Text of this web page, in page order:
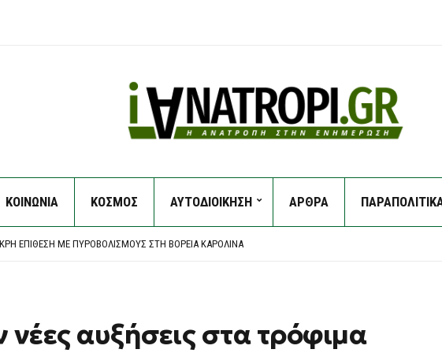
ΚΟΙΝΩΝΙΑ ΚΟΣΜΟΣ ΑΥΤΟΔΙΟΙΚΗΣΗ ΑΡΘΡΑ
– ΤΣΣΚΑ 1948 1-1, CONFERENCE LEAGUE: ΈΠΕΣΕ ΣΕ ΒΟΥΛΓΑΡΙΚΌ “ΜΠΛΌΚΟ” ΚΑΙ ΠΆΕΙ ΓΙΑ ΤΕΛΙΚΌ
ΕΠΊΘΕΣΗ ΜΕ ΠΥΡΟΒΟΛΙΣΜΟΎΣ ΣΤΗ ΒΌΡΕΙΑ ΚΑΡΟΛΊΝΑ
ΑΛΛΆΖΕΙ ΦΡΕΓΆΤΑ ΚΑΙ ΣΗΚΏΝΕΙ ΆΓΚΥΡΑ ΓΙΑ ΤΟ ΠΑΣΟΚ – ΠΟΎ ΘΑ ΕΊΝΑΙ ΥΠΟΨΉΦΙΟΣ
– ΤΣΣΚΑ 1948 1-1, CONFERENCE LEAGUE: ΈΠΕΣΕ ΣΕ ΒΟΥΛΓΑΡΙΚΌ “ΜΠΛΌΚΟ” ΚΑΙ ΠΆΕΙ ΓΙΑ ΤΕΛΙΚΌ
αυξήσεις στα τρόφιμα